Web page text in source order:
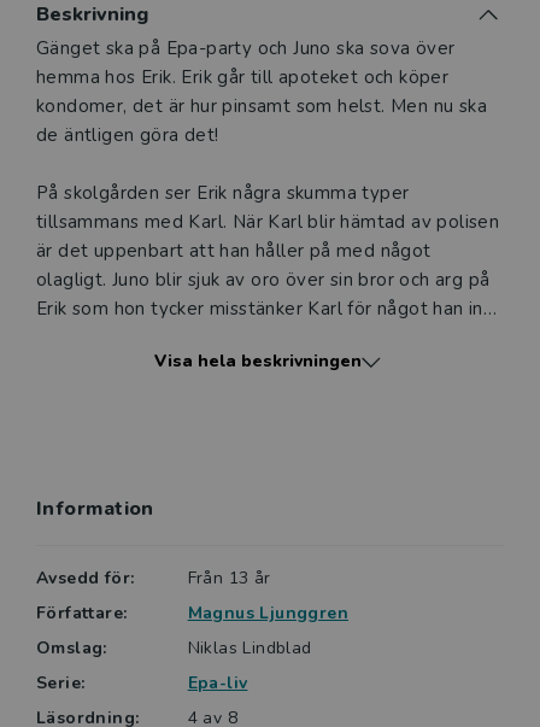
Beskrivning
Beskrivning
Gänget ska på Epa-party och Juno ska sova över
hemma hos Erik. Erik går till apoteket och köper
kondomer, det är hur pinsamt som helst. Men nu ska
de äntligen göra det!
På skolgården ser Erik några skumma typer
tillsammans med Karl. När Karl blir hämtad av polisen
är det uppenbart att han håller på med något
olagligt. Juno blir sjuk av oro över sin bror och arg på
Erik som hon tycker misstänker Karl för något han inte
de kan gå på Epa-partyt? Och vad är det som händer
han för de som älskar epa-traktorer och lägger
Erik, Frans, Lisa och Juno.
Sagt om Repor i lacken
Repor i lacken är en relativt lättläst bok med korta
meningar, Lix 16. Det är positivt att det kommit ett
antal böcker om ungdomar som har motorintresse. /
Visa hela beskrivningen
Information
Avsedd för:
Från 13 år
Författare:
Magnus Ljunggren
Omslag:
Niklas Lindblad
Serie:
Epa-liv
Läsordning:
4 av 8